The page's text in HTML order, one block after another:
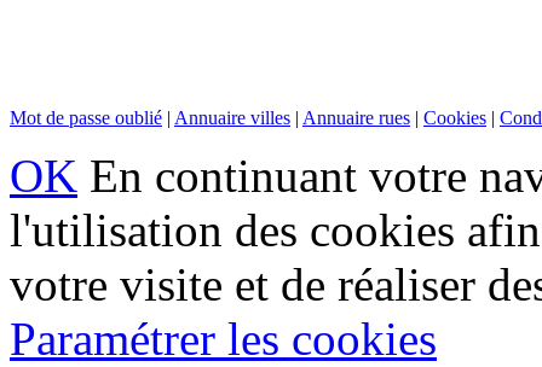
Mot de passe oublié | Annuaire villes | Annuaire rues | Cookies |
OK En continuant votre
l'utilisation des cookies
votre visite et de réaliser
Paramétrer les cookies